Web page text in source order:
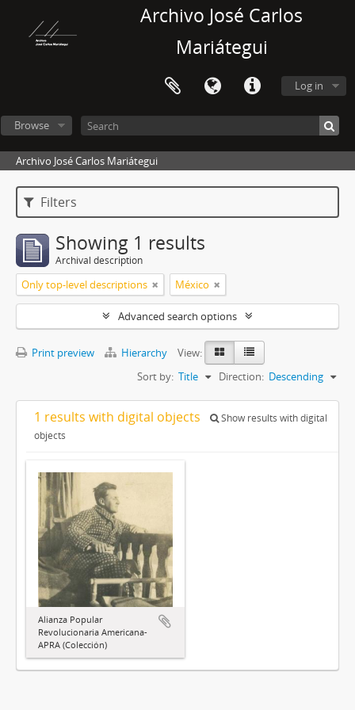
Archivo José Carlos
Mariátegui
Log in
Browse
Archivo José Carlos Mariátegui
Filters
Showing 1 results
Archival description
Only top-level descriptions México
Advanced search options
Print preview Hierarchy
View:
Sort by: Title Direction: Descending
1 results with digital objects
Show results with digital
objects
Alianza Popular
Revolucionaria Americana-
APRA (Colección)